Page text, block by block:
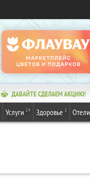
ДАВАЙТЕ СДЕЛАЕМ АКЦИЮ!
Услуги 14 Здоровье 1 Отели